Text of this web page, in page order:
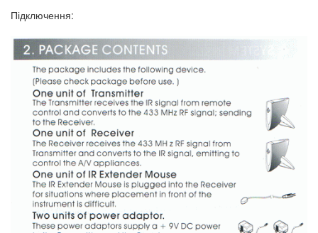
Підключення: